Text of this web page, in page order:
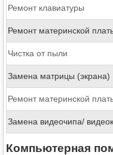
Ремонт клавиатуры
Ремонт материнской
Чистка от пыли
Замена матрицы (экрана)
Ремонт материнской
Замена видеочипа/
Компьютерная